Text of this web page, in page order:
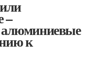
–
алюминиевые
к